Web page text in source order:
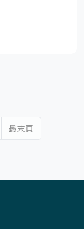
最末頁